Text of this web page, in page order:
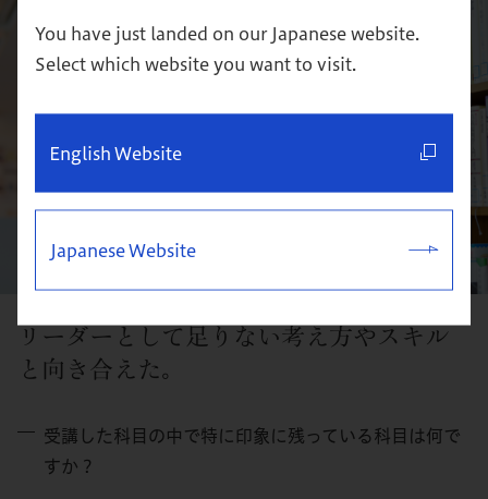
You have just landed on our Japanese website.
Select which website you want to visit.
English Website
Japanese Website
リーダーとして足りない考え方やスキル
と向き合えた。
受講した科目の中で特に印象に残っている科目は何で
すか？